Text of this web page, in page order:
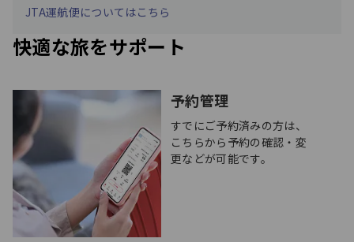
JTA運航便についてはこちら
快適な旅をサポート
予約管理
すでにご予約済みの方は、
こちらから予約の確認・変
更などが可能です。